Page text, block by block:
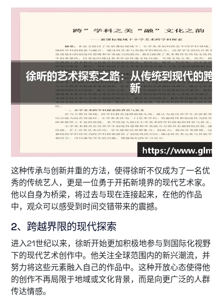
这种传承与创新并重的方法，使得徐昕不仅成为了一名优
秀的传统艺人，更是一位勇于开拓新境界的现代艺术家。
他以自身为桥梁，将过去与现在连接起来，在他的作品
中，观众可以感受到时间交错带来的震撼。
2、跨越界限的现代探索
进入21世纪以来，徐昕开始更加积极地参与到国际化视野
下的现代艺术创作中。他关注全球范围内的新兴潮流，并
努力将这些元素融入自己的作品中。这种开放心态使得他
的创作不再局限于地域或文化背景，而是向更广泛的人群
传达情感。